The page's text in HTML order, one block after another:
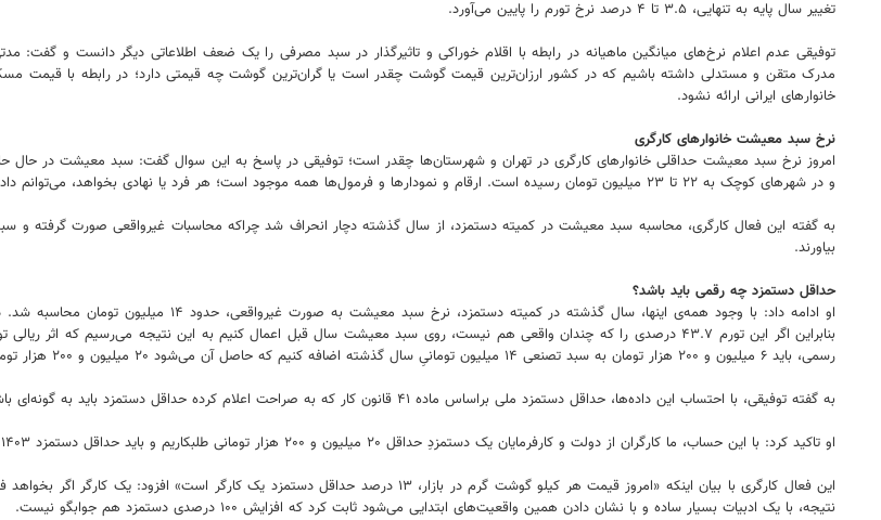
تغییر سال پایه به تنهایی، ۳.۵ تا ۴ درصد نرخ تورم را پایین می‌آورد.
توفیقی عدم اعلام نرخ‌های میانگین ماهیانه در رابطه با اقلام خوراکی و تاثیرگذار در سبد مصرفی را یک ضعف اطلاعاتی دیگر دانست و گفت:
مدرک متقن و مستدلی داشته باشیم که در کشور ارزان‌ترین قیمت گوشت چقدر است یا گران‌ترین گوشت چه قیمتی دارد؛ در رابطه با قیمت
خانوارهای ایرانی ارائه نشود.
نرخ سبد معیشت خانوارهای کارگری
و در شهرهای کوچک به ۲۲ تا ۲۳ میلیون تومان رسیده است. ارقام و نمودارها و فرمول‌ها همه موجود است؛ هر فرد یا نهادی بخواهد، می‌توانم داده‌ها و اطلاعات را در اختیارشان بگذارم تا خودشان محاسبه کنند.
به گفته این فعال کارگری، محاسبه سبد معیشت در کمیته دستمزد، از سال گذشته دچار انحراف شد چراکه محاسبات غیرواقعی صورت گرفته و
بیاورند.
حداقل دستمزد چه رقمی باید باشد؟
رسمی، باید ۶ میلیون و ۲۰۰ هزار تومان به سبد تصنعی ۱۴ میلیون تومانیِ سال گذشته اضافه کنیم که حاصل آن می‌شود ۲۰ میلیون و ۲۰۰ هزار تومان.
به گفته توفیقی، با احتساب این داده‌ها، حداقل دستمزد ملی براساس ماده ۴۱ قانون کار که به صراحت اعلام کرده حداقل دستمزد باید به گونه‌ای باشد که از پس هزینه‌های حداقلی زندگی بربیاید، باید لااقل ۲۰ میلیون و ۲۰۰ هزار تومان بشود.
او تاکید کرد: با این حساب، ما کارگران از دولت و کارفرمایان یک دستمزدِ حداقل ۲۰ میلیون و ۲۰۰ هزار تومانی طلبکاریم و باید حداقل دستمزد ۱۴۰۳ در کمترین حالت برابر با این رقم تعیین شود.
نتیجه، با یک ادبیات بسیار ساده و با نشان دادن همین واقعیت‌های ابتدایی می‌شود ثابت کرد که افزایش ۱۰۰ درصدی دستمزد هم جوابگو نیست.